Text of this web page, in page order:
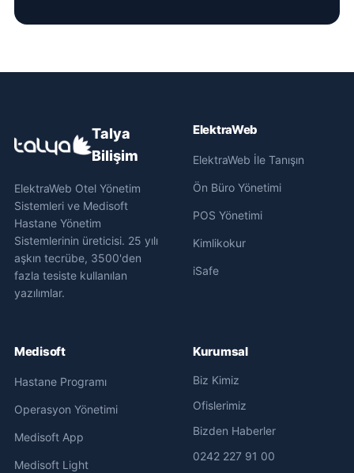
Talya
Bilişim
ElektraWeb Otel Yönetim
Sistemleri ve Medisoft
Hastane Yönetim
Sistemlerinin üreticisi. 25 yılı
aşkın tecrübe, 3500'den
fazla tesiste kullanılan
yazılımlar.
ElektraWeb
ElektraWeb İle Tanışın
Ön Büro Yönetimi
POS Yönetimi
Kimlikokur
iSafe
Medisoft
Hastane Programı
Operasyon Yönetimi
Medisoft App
Medisoft Light
Kurumsal
Biz Kimiz
Ofislerimiz
Bizden Haberler
0242 227 91 00